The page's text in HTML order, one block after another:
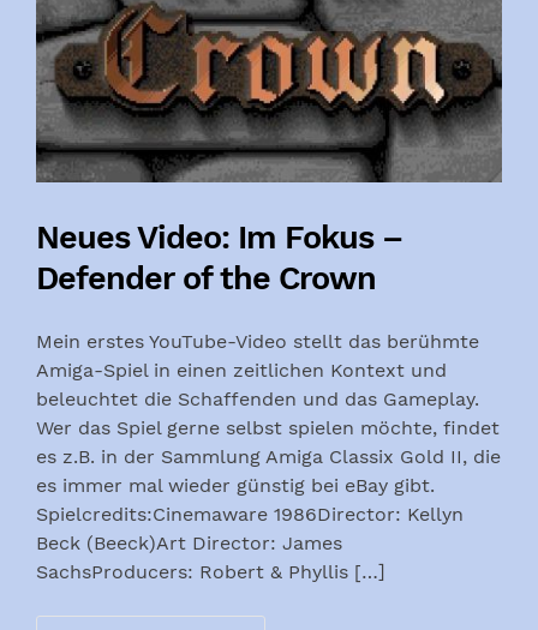
Neues Video: Im Fokus –
Defender of the Crown
Mein erstes YouTube-Video stellt das berühmte
Amiga-Spiel in einen zeitlichen Kontext und
beleuchtet die Schaffenden und das Gameplay.
Wer das Spiel gerne selbst spielen möchte, findet
es z.B. in der Sammlung Amiga Classix Gold II, die
es immer mal wieder günstig bei eBay gibt.
Spielcredits:Cinemaware 1986Director: Kellyn
Beck (Beeck)Art Director: James
SachsProducers: Robert & Phyllis […]